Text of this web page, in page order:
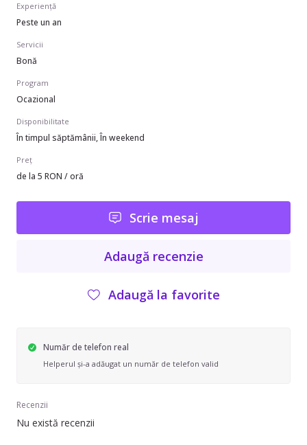
Experiență
Peste un an
Servicii
Bonă
Program
Ocazional
Disponibilitate
În timpul săptămânii, În weekend
Preț
de la 5 RON / oră
Scrie mesaj
Adaugă recenzie
Adaugă la favorite
Număr de telefon real
Helperul și-a adăugat un număr de telefon valid
Recenzii
Nu există recenzii